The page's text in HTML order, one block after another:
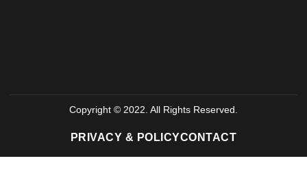
Copyright © 2022. All Rights Reserved.
PRIVACY & POLICYCONTACT